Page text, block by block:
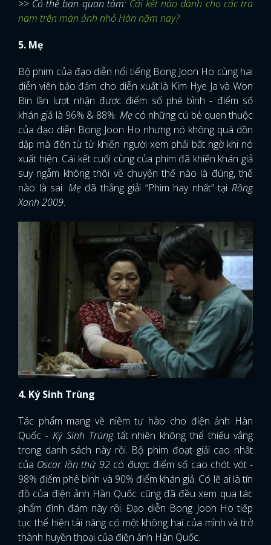
>> Có thể bạn quan tâm: Cái kết nào dành cho các tra
nam trên màn ảnh nhỏ Hàn năm nay?
5. Mẹ
Bộ phim của đạo diễn nổi tiếng Bong Joon Ho cùng hai
diễn viên bảo đảm cho diễn xuất là Kim Hye Ja và Won
Bin lần lượt nhận được điểm số phê bình - điểm số
khán giả là 96% & 88%. Mẹcó những cú bẻ quen thuộc
của đạo diễn Bong Joon Ho nhưng nó không quá dồn
dập mà đến từ từ khiến người xem phải bất ngờ khi nó
xuất hiện. Cái kết cuối cùng của phim đã khiến khán giả
suy ngẫm không thôi về chuyện thế nào là đúng, thế
nào là sai. Mẹ đã thắng giải “Phim hay nhất” tạiRồng
Xanh 2009.
4. Ký Sinh Trùng
Tác phẩm mang về niềm tự hào cho điện ảnh Hàn
Quốc - Ký Sinh Trùngtất nhiên không thể thiếu vắng
trong danh sách này rồi. Bộ phim đoạt giải cao nhất
của Oscar lần thứ 92có được điểm số cao chót vót -
98% điểm phê bình và 90% điểm khán giả. Có lẽ ai là tín
đồ của điện ảnh Hàn Quốc cũng đã đều xem qua tác
phẩm đình đám này rồi. Đạo diễn Bong Joon Ho tiếp
tục thể hiện tài năng có một không hai của mình và trở
thành huyền thoại của điện ảnh Hàn Quốc.